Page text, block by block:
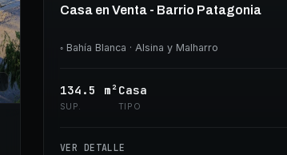
Casa en Venta - Barrio Patagonia
◦ Bahía Blanca · Alsina y Malharro
134.5 m²
SUP.
Casa
TIPO
VER DETALLE